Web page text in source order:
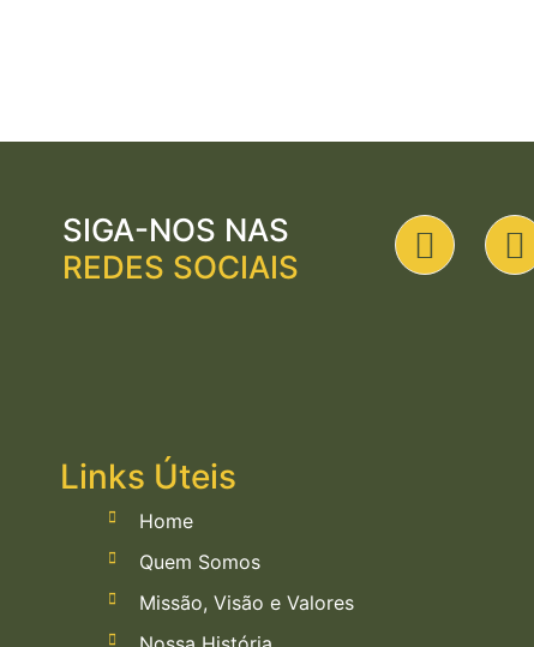
SIGA-NOS NAS
REDES SOCIAIS
Links Úteis
Home
Quem Somos
Missão, Visão e Valores